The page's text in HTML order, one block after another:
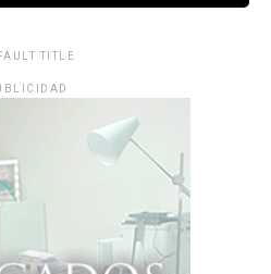
TITLE